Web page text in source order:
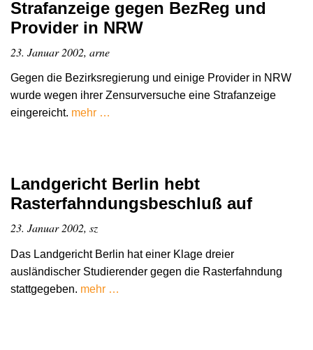
Strafanzeige gegen BezReg und
Provider in NRW
23. Januar 2002, arne
Gegen die Bezirksregierung und einige Provider in NRW
wurde wegen ihrer Zensurversuche eine Strafanzeige
eingereicht. mehr …
Landgericht Berlin hebt
Rasterfahndungsbeschluß auf
23. Januar 2002, sz
Das Landgericht Berlin hat einer Klage dreier
ausländischer Studierender gegen die Rasterfahndung
stattgegeben. mehr …